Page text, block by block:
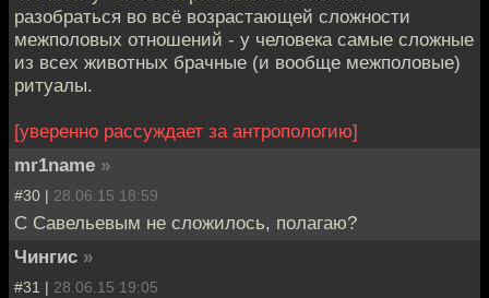
разобраться во всё возрастающей сложности
межполовых отношений - у человека самые сложные
из всех животных брачные (и вообще межполовые)
ритуалы.
[уверенно рассуждает за антропологию]
mr1name »
#30 | 28.06.15 18:59
С Савельевым не сложилось, полагаю?
Чингиc »
#31 | 28.06.15 19:05